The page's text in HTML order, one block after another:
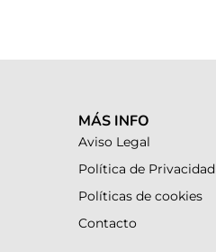
MÁS INFO
Aviso Legal
Política de Privacidad
Políticas de cookies
Contacto